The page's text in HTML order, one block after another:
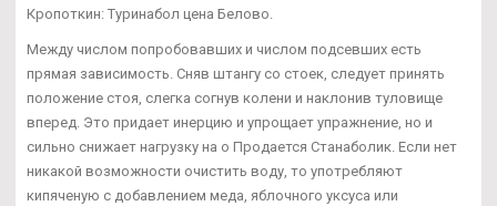
Кропоткин: Туринабол цена Белово.
Между числом попробовавших и числом подсевших есть
прямая зависимость. Сняв штангу со стоек, следует принять
положение стоя, слегка согнув колени и наклонив туловище
вперед. Это придает инерцию и упрощает упражнение, но и
сильно снижает нагрузку на о Продается Станаболик. Если нет
никакой возможности очистить воду, то употребляют
кипяченую с добавлением меда, яблочного уксуса или